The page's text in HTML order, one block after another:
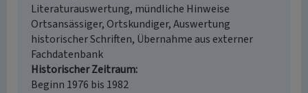
Literaturauswertung, mündliche Hinweise
Ortsansässiger, Ortskundiger, Auswertung
historischer Schriften, Übernahme aus externer
Fachdatenbank
Historischer Zeitraum
Beginn 1976 bis 1982